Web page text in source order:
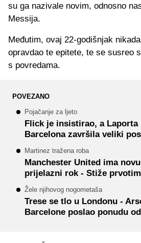
su ga nazivale novim, odnosno
Messija.
Međutim, ovaj 22-godišnjak
opravdao te epitete, te se susreo
s povredama.
POVEZANO
Pojačanje za ljeto
Flick je insistirao, a
Barcelona završila veliki
Martinez tražena roba
Manchester United ima
prijelazni rok - Stiže
Žele njihovog nogometaša
Trese se tlo u Londonu -
Barcelone poslao ponudu